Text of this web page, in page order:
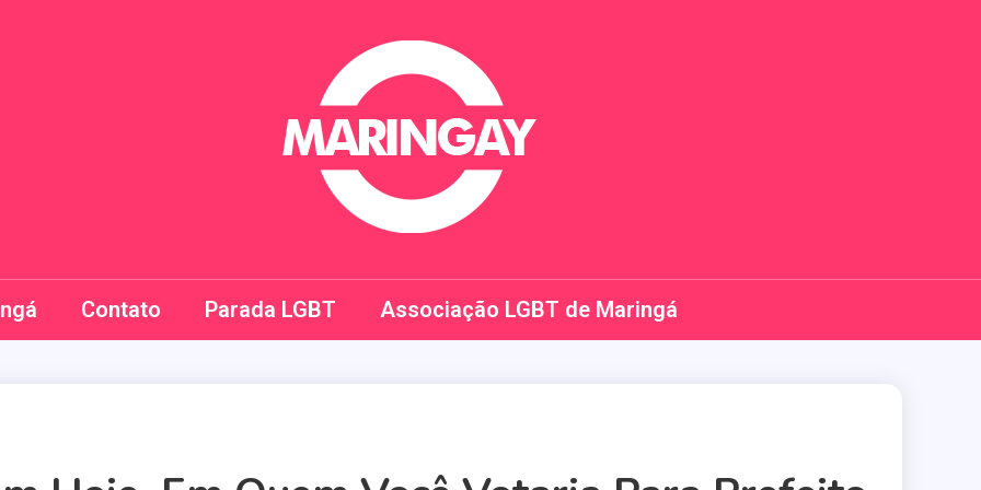
Maringay
Contato Parada LGBT Associação LGBT de Maringá